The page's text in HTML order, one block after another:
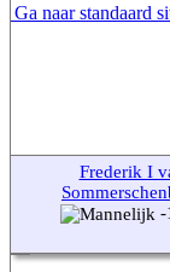
Frederik I
-
Ga naar standaard